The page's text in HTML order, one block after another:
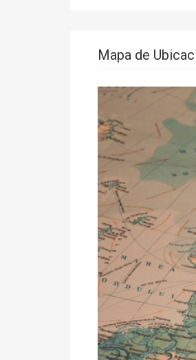
Mapa de